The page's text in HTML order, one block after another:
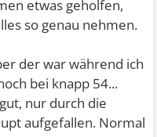
etwas geholfen,
so genau nehmen.
der war während ich
bei knapp 54...
nur durch die
aufgefallen. Normal